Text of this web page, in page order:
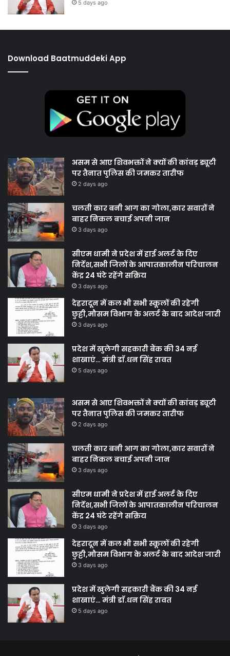
5 days ago
Download Baatmuddeki App
असम से आए शिवभक्तों ने क्यों की कांवड़ ड्यूटी
पर तैनात पुलिस की जमकर तारीफ
2 days ago
चलती कार बनी आग का गोला,कार सवारों ने
बाहर निकल बचाई अपनी जान
3 days ago
सीएम धामी ने प्रदेश में हाई अलर्ट के दिए
निर्देश,सभी जिलों के आपातकालीन परिचालन
केंद्र 24 घंटे रहेंगे सक्रिय
3 days ago
देहरादून में कल भी सभी स्कूलों की रहेगी
छुट्टी,मौसम विभाग के अलर्ट के बाद आदेश जारी
3 days ago
प्रदेश में खुलेगी सहकारी बैंक की 34 नई
शाखाएं… मंत्री डाॅ.धन सिंह रावत
5 days ago
असम से आए शिवभक्तों ने क्यों की कांवड़ ड्यूटी
पर तैनात पुलिस की जमकर तारीफ
2 days ago
चलती कार बनी आग का गोला,कार सवारों ने
बाहर निकल बचाई अपनी जान
3 days ago
सीएम धामी ने प्रदेश में हाई अलर्ट के दिए
निर्देश,सभी जिलों के आपातकालीन परिचालन
केंद्र 24 घंटे रहेंगे सक्रिय
3 days ago
देहरादून में कल भी सभी स्कूलों की रहेगी
छुट्टी,मौसम विभाग के अलर्ट के बाद आदेश जारी
3 days ago
प्रदेश में खुलेगी सहकारी बैंक की 34 नई
शाखाएं… मंत्री डाॅ.धन सिंह रावत
5 days ago